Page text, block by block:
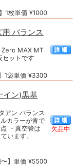
1枚単価 ¥1000
バランス
Zero MAX MT
セットです
1袋単価 ¥3300
イン)黒基
アン バランス
カラーが青で
・真空管は
います。
〜】単価 ¥5500
欠品中